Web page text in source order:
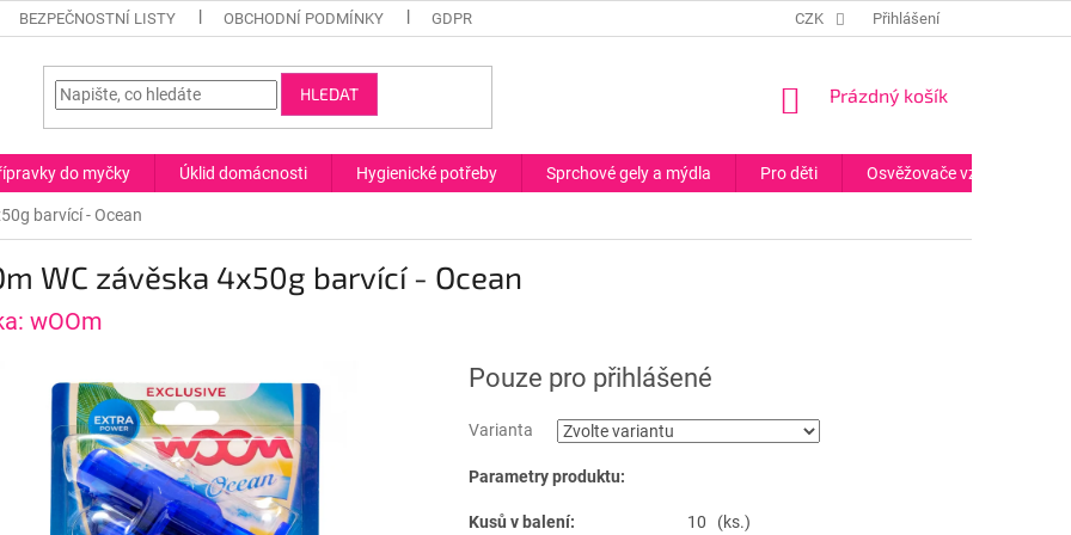
BEZPEČNOSTNÍ LISTY OBCHODNÍ PODMÍNKY GDPR CZK Přihlášení
HLEDAT
NÁKUPNÍ
Prázdný košík
do myčky Úklid domácnosti Hygienické potřeby Sprchové gely a mýdla Pro děti Osvěžovače vzduchu
barvící - Ocean
WC závěska 4x50g barvící - Ocean
wOOm
Pouze pro přihlášené
Varianta
Parametry produktu:
Kusů v balení:
10 (ks.)